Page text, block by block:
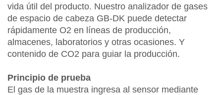
vida útil del producto. Nuestro analizador de gases
de espacio de cabeza GB-DK puede detectar
rápidamente O2 en líneas de producción,
almacenes, laboratorios y otras ocasiones. Y
contenido de CO2 para guiar la producción.
Principio de prueba
El gas de la muestra ingresa al sensor mediante